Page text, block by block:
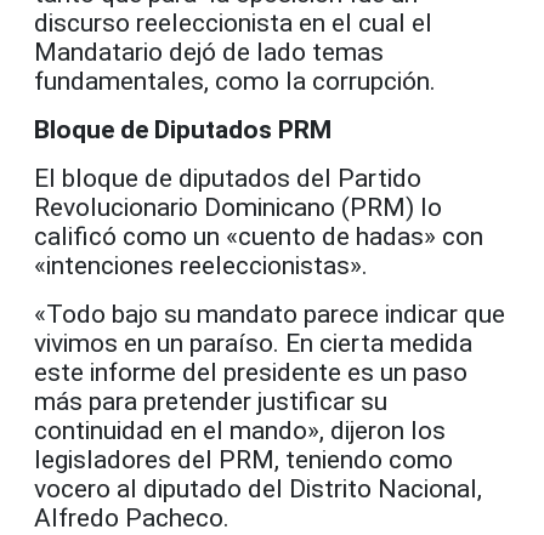
discurso reeleccionista en el cual el
Mandatario dejó de lado temas
fundamentales, como la corrupción.
Bloque de Diputados PRM
El bloque de diputados del Partido
Revolucionario Dominicano (PRM) lo
calificó como un «cuento de hadas» con
«intenciones reeleccionistas».
«Todo bajo su mandato parece indicar que
vivimos en un paraíso. En cierta medida
este informe del presidente es un paso
más para pretender justificar su
continuidad en el mando», dijeron los
legisladores del PRM, teniendo como
vocero al diputado del Distrito Nacional,
Alfredo Pacheco.